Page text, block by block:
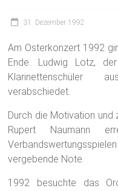
31. Dezember 1992
Am Osterkonzert 1992
Ende. Ludwig Lotz,
Klarinettenschüler
verabschiedet.
Durch die Motivation und
Rupert Naumann
vergebende Note.
1992 besuchte das